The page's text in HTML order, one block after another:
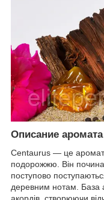
Описание аромата
Centaurus — це
подорожжю. Він
поступово
деревним нотам. База